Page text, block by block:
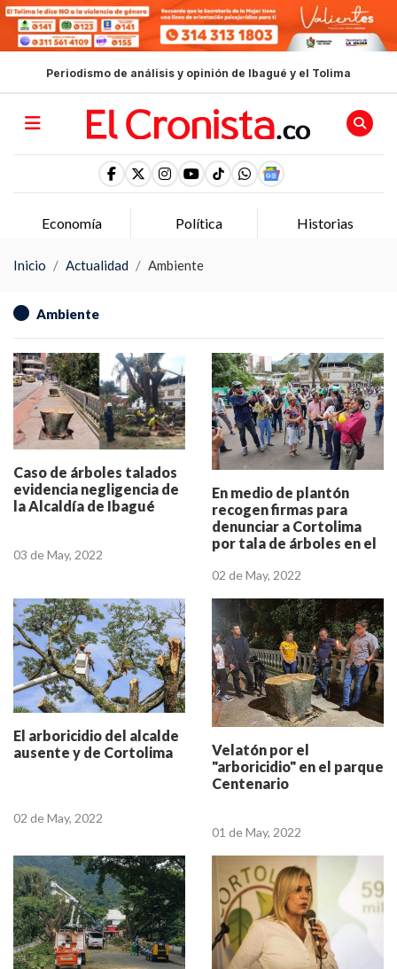
Periodismo de análisis y opinión de Ibagué y el Tolima
Economía Política Historias
Inicio Actualidad Ambiente
Ambiente
Caso de árboles talados
evidencia negligencia de
la Alcaldía de Ibagué
03 de May, 2022
En medio de plantón
recogen firmas para
denunciar a Cortolima
por tala de árboles en el
02 de May, 2022
El arboricidio del alcalde
ausente y de Cortolima
02 de May, 2022
Velatón por el
"arboricidio" en el parque
Centenario
01 de May, 2022